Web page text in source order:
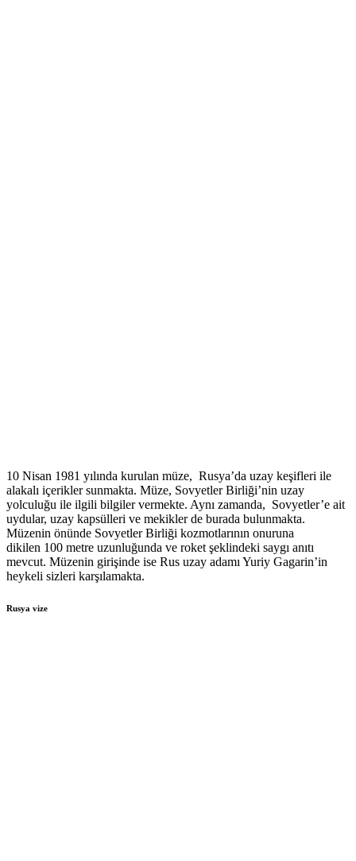
10 Nisan 1981 yılında kurulan müze, Rusya’da uzay keşifleri ile
alakalı içerikler sunmakta. Müze, Sovyetler Birliği’nin uzay
yolculuğu ile ilgili bilgiler vermekte. Aynı zamanda, Sovyetler’e ait
uydular, uzay kapsülleri ve mekikler de burada bulunmakta.
Müzenin önünde Sovyetler Birliği kozmotlarının onuruna
dikilen 100 metre uzunluğunda ve roket şeklindeki saygı anıtı
mevcut. Müzenin girişinde ise Rus uzay adamı Yuriy Gagarin’in
heykeli sizleri karşılamakta.
Rusya vize